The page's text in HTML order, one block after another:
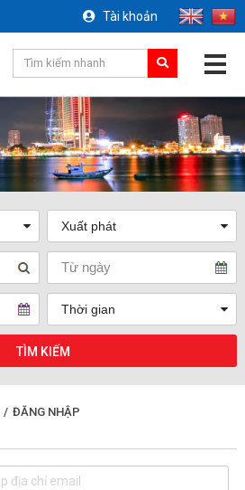
Tài khoản
TÌM KIẾM
/ ĐĂNG NHẬP